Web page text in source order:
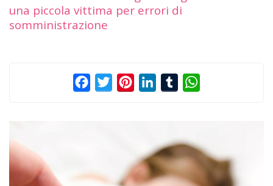
una piccola vittima per errori di
somministrazione
FacebookTwitterPinterestLinkedInTumblr